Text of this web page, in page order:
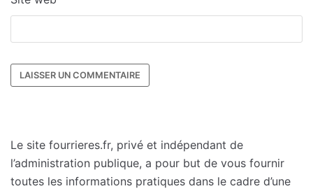
Le site fourrieres.fr, privé et indépendant de
l’administration publique, a pour but de vous fournir
toutes les informations pratiques dans le cadre d’une